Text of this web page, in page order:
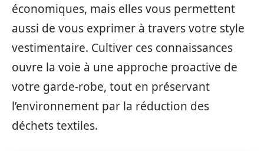
économiques, mais elles vous permettent
aussi de vous exprimer à travers votre style
vestimentaire. Cultiver ces connaissances
ouvre la voie à une approche proactive de
votre garde-robe, tout en préservant
l’environnement par la réduction des
déchets textiles.